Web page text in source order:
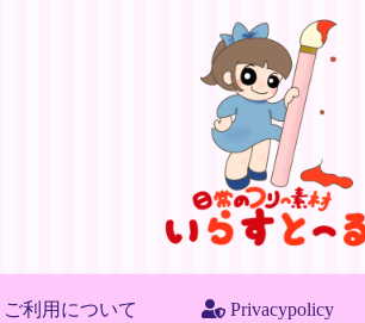
ご利用について Privacypolicy